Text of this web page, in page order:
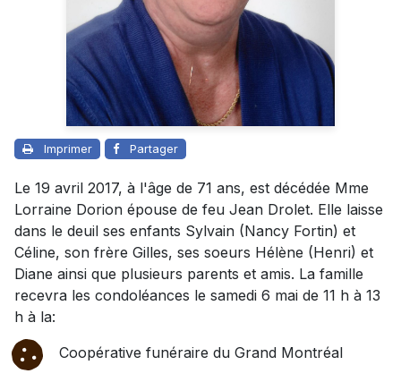
Imprimer Partager
Le 19 avril 2017, à l'âge de 71 ans, est décédée Mme
Lorraine Dorion épouse de feu Jean Drolet. Elle laisse
dans le deuil ses enfants Sylvain (Nancy Fortin) et
Céline, son frère Gilles, ses soeurs Hélène (Henri) et
Diane ainsi que plusieurs parents et amis. La famille
recevra les condoléances le samedi 6 mai de 11 h à 13
h à la:
Coopérative funéraire du Grand Montréal